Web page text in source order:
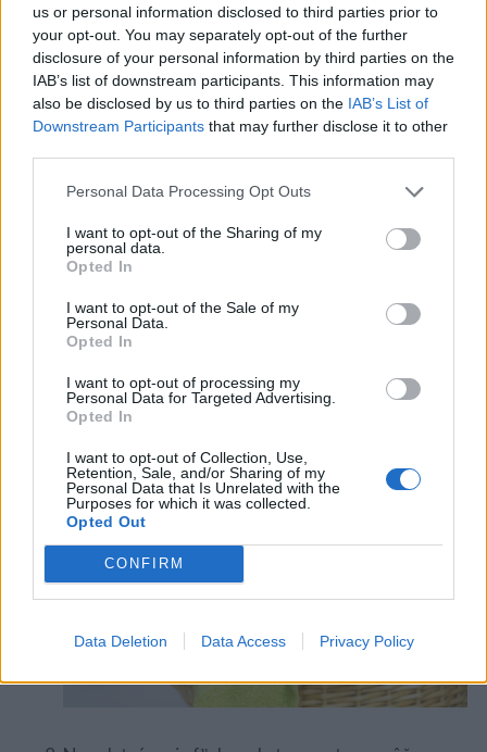
us or personal information disclosed to third parties prior to
your opt-out. You may separately opt-out of the further
disclosure of your personal information by third parties on the
IAB’s list of downstream participants. This information may
also be disclosed by us to third parties on the IAB’s List of
Downstream Participants that may further disclose it to other
Personal Data Processing Opt Outs
I want to opt-out of the Sharing of my
personal data.
Opted In
I want to opt-out of the Sale of my
Personal Data.
Opted In
I want to opt-out of processing my
Personal Data for Targeted Advertising.
Opted In
I want to opt-out of Collection, Use,
Retention, Sale, and/or Sharing of my
Personal Data that Is Unrelated with the
Purposes for which it was collected.
Opted Out
CONFIRM
Data Deletion Data Access Privacy Policy
Navrátiť vankúšom bielosť pomôže prací prášok,
bielidlo a bórax.
uterákoch, namočte ich na dve hodiny do zmesi
vody, pracieho prášku a bieleho octu. Na 5 l vody